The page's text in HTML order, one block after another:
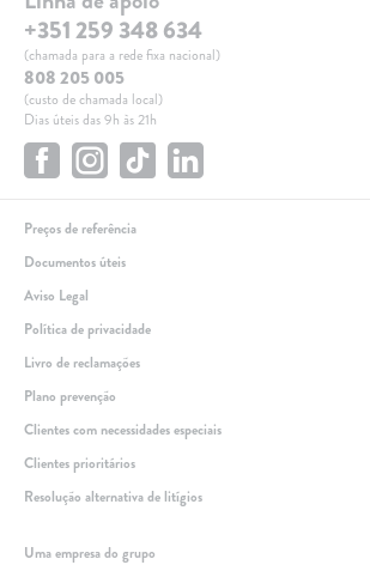
+351 259 348 634
(chamada para a rede fixa nacional)
808 205 005
(custo de chamada local)
Dias úteis das 9h às 21h
Preços de referência
Documentos úteis
Aviso Legal
Política de privacidade
Livro de reclamações
Plano prevenção
Clientes com necessidades especiais
Clientes prioritários
Resolução alternativa de litígios
Uma empresa do grupo